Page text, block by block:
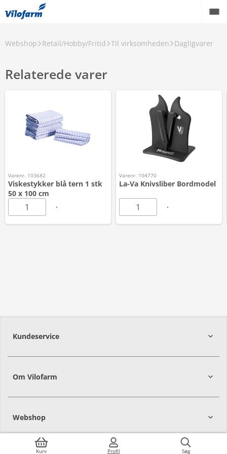
Kurv Profil Søg
Webshop Retail/Hobby/Fritid Til virksomheden Dagligvarer
Relaterede varer
Varenr. 103682
Viskestykker blå tern 1 stk
50 x 100 cm
Varenr. 104770
La-Va Knivsliber Bordmodel
Kundeservice
Om Vilofarm
Webshop